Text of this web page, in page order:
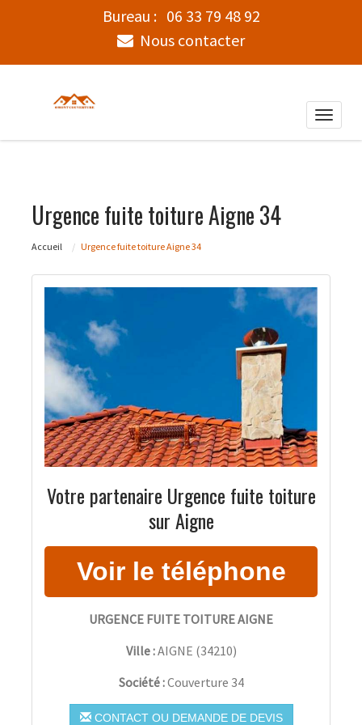
Bureau : 06 33 79 48 92
Nous contacter
Toggle
Urgence fuite toiture Aigne 34
Accueil Urgence fuite toiture Aigne 34
Votre partenaire Urgence fuite toiture
sur Aigne
URGENCE FUITE TOITURE AIGNE
Ville :AIGNE (34210)
Société :Couverture 34
CONTACT OU DEMANDE DE DEVIS